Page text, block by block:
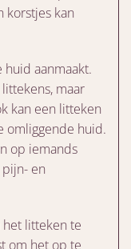
korstjes kan
aanmaakt.
maar
kan een litteken
omliggende huid.
op iemands
en
litteken te
om het op te